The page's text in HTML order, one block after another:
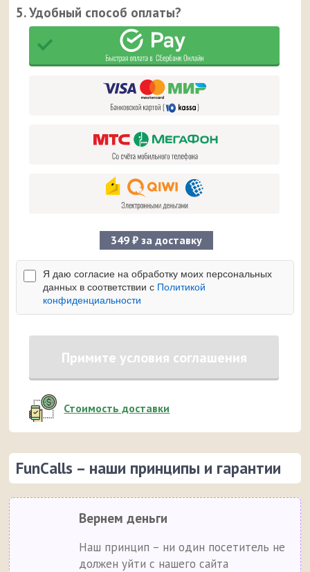
5. Удобный способ оплаты?
349 ₽ за доставку
Я даю согласие на обработку моих персональных
данных в соответствии с Политикой
конфиденциальности
Примите условия соглашения
Стоимость доставки
FunCalls – наши принципы и гарантии
Вернем деньги
Наш принцип – ни один посетитель не
должен уйти с нашего сайта